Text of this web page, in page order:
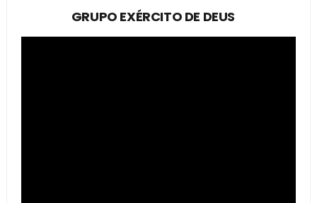
GRUPO EXÉRCITO DE DEUS